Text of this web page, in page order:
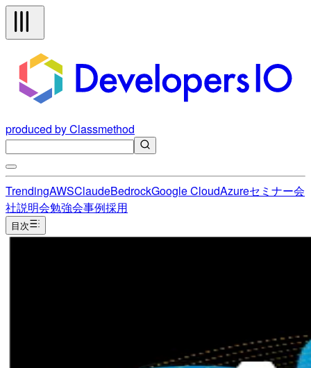
produced by Classmethod
TrendingAWSClaudeBedrockGoogle CloudAzureセミナー会
社説明会勉強会事例採用
目次